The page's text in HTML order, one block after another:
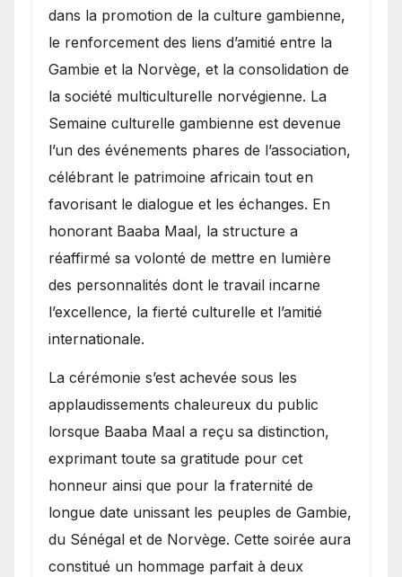
dans la promotion de la culture gambienne,
le renforcement des liens d’amitié entre la
Gambie et la Norvège, et la consolidation de
la société multiculturelle norvégienne. La
Semaine culturelle gambienne est devenue
l’un des événements phares de l’association,
célébrant le patrimoine africain tout en
favorisant le dialogue et les échanges. En
honorant Baaba Maal, la structure a
réaffirmé sa volonté de mettre en lumière
des personnalités dont le travail incarne
l’excellence, la fierté culturelle et l’amitié
internationale.
​La cérémonie s’est achevée sous les
applaudissements chaleureux du public
lorsque Baaba Maal a reçu sa distinction,
exprimant toute sa gratitude pour cet
honneur ainsi que pour la fraternité de
longue date unissant les peuples de Gambie,
du Sénégal et de Norvège. Cette soirée aura
constitué un hommage parfait à deux